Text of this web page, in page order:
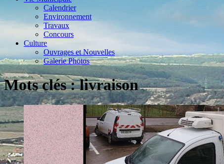
Calendrier
Environnement
Travaux
Concours
Culture
Ouvrages et Nouvelles
Galerie Photos
Mots clés : livraison